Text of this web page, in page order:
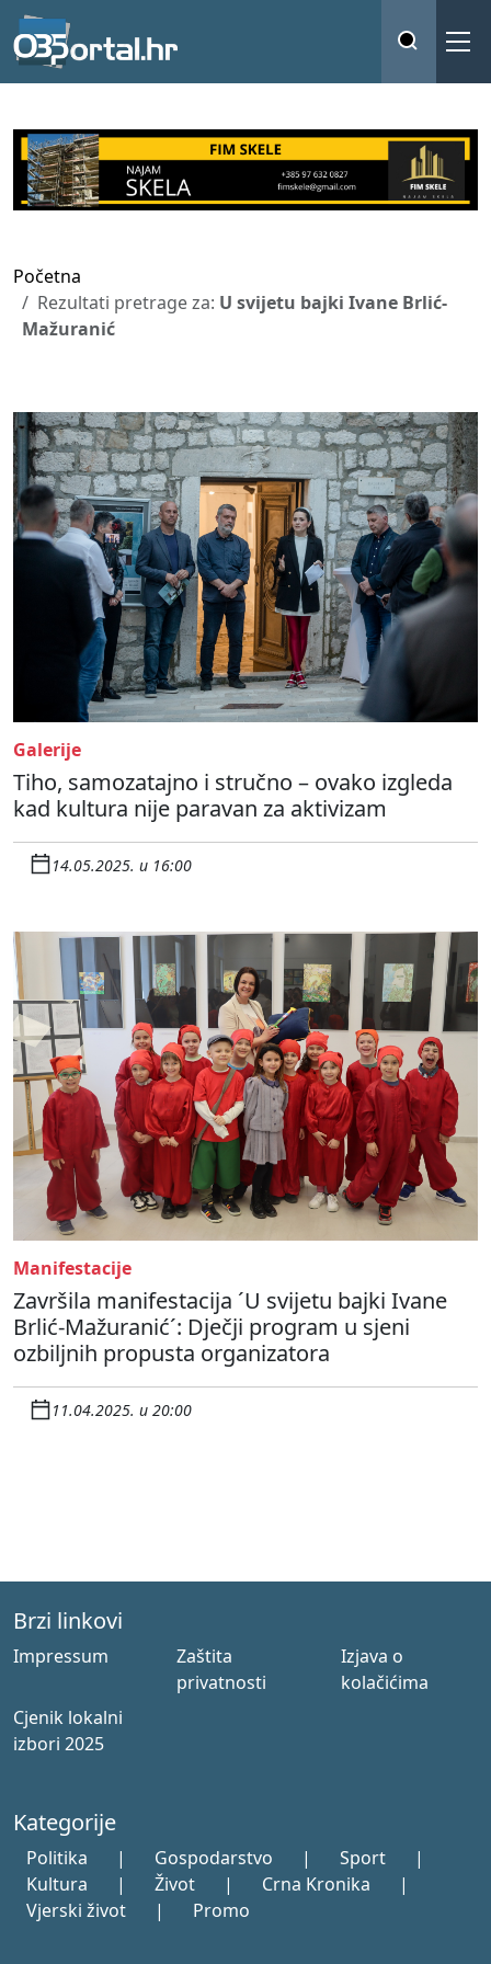
Početna
Rezultati pretrage za: U svijetu bajki Ivane Brlić-
Mažuranić
Galerije
Tiho, samozatajno i stručno – ovako izgleda
kad kultura nije paravan za aktivizam
14.05.2025. u 16:00
Manifestacije
Završila manifestacija ´U svijetu bajki Ivane
Brlić-Mažuranić´: Dječji program u sjeni
ozbiljnih propusta organizatora
11.04.2025. u 20:00
Brzi linkovi
Impressum
Zaštita
privatnosti
Izjava o
kolačićima
Cjenik lokalni
izbori 2025
Kategorije
Politika | Gospodarstvo | Sport
|
Kultura
| Život | Crna Kronika
|
Vjerski život
| Promo